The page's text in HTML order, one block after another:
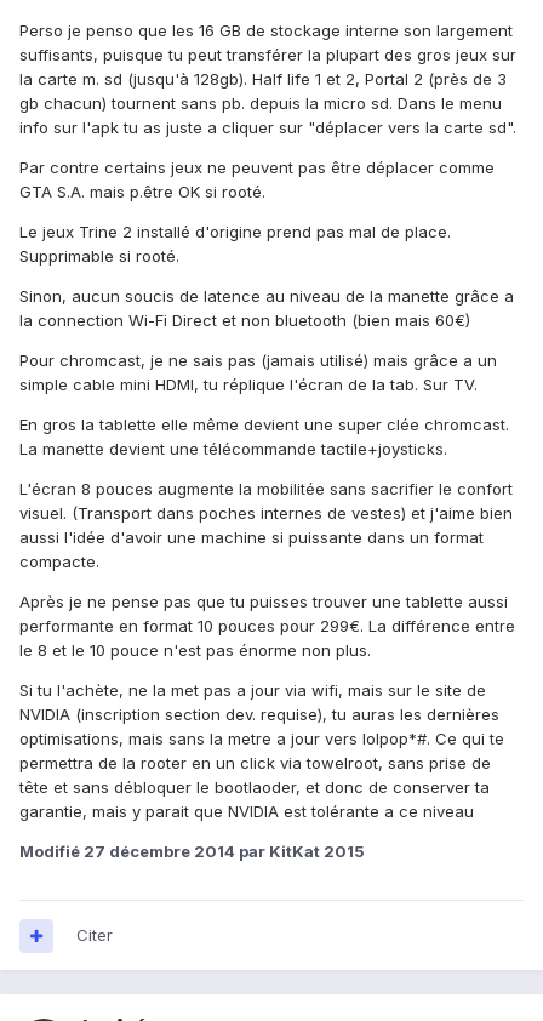
Perso je penso que les 16 GB de stockage interne son largement
suffisants, puisque tu peut transférer la plupart des gros jeux sur
la carte m. sd (jusqu'à 128gb). Half life 1 et 2, Portal 2 (près de 3
gb chacun) tournent sans pb. depuis la micro sd. Dans le menu
info sur l'apk tu as juste a cliquer sur "déplacer vers la carte sd".
Par contre certains jeux ne peuvent pas être déplacer comme
GTA S.A. mais p.être OK si rooté.
Le jeux Trine 2 installé d'origine prend pas mal de place.
Supprimable si rooté.
Sinon, aucun soucis de latence au niveau de la manette grâce a
la connection Wi-Fi Direct et non bluetooth (bien mais 60€)
Pour chromcast, je ne sais pas (jamais utilisé) mais grâce a un
simple cable mini HDMI, tu réplique l'écran de la tab. Sur TV.
En gros la tablette elle même devient une super clée chromcast.
La manette devient une télécommande tactile+joysticks.
L'écran 8 pouces augmente la mobilitée sans sacrifier le confort
visuel. (Transport dans poches internes de vestes) et j'aime bien
aussi l'idée d'avoir une machine si puissante dans un format
compacte.
Après je ne pense pas que tu puisses trouver une tablette aussi
performante en format 10 pouces pour 299€. La différence entre
le 8 et le 10 pouce n'est pas énorme non plus.
Si tu l'achète, ne la met pas a jour via wifi, mais sur le site de
NVIDIA (inscription section dev. requise), tu auras les dernières
optimisations, mais sans la metre a jour vers lolpop*#. Ce qui te
permettra de la rooter en un click via towelroot, sans prise de
tête et sans débloquer le bootlaoder, et donc de conserver ta
garantie, mais y parait que NVIDIA est tolérante a ce niveau
Modifié 27 décembre 2014 par KitKat 2015
Citer